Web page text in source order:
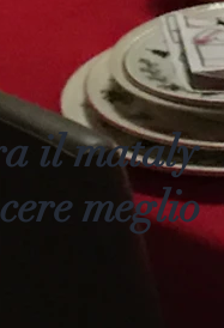
il mataly
meglio